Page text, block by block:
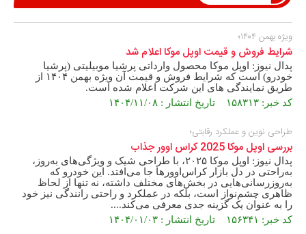
ویژه بهمن ۱۴۰۴؛
شرایط فروش و قیمت اوپل موکا اعلام شد
پدال نیوز: اوپل موکا محصول وارداتی پرشیا موبیلیتی (پرشیا
خودرو) است که شرایط فروش و قیمت آن ویژه بهمن ۱۴۰۴ از
طریق نمایندگی های این شرکت اعلام شده است.
کد خبر: ۱۵۸۳۱۳ تاریخ انتشار : ۱۴۰۴/۱۱/۰۸
طراحی نوین و عملکرد رقابتی؛
بررسی اوپل موکا 2025 کراس اوور جذاب
پدال نیوز: اوپل موکا ۲۰۲۵، با طراحی شیک و ویژگی‌های به‌روز،
به‌راحتی در دل بازار کراس‌اوورها جا می‌افتد. این خودرو که
به‌روزرسانی‌هایی در بخش‌های مختلف داشته، نه تنها از لحاظ
ظاهری چشم‌نواز است، بلکه در عملکرد و راحتی رانندگی نیز خود
را به عنوان یک گزینه جدی معرفی می‌کند....
کد خبر: ۱۵۶۳۴۱ تاریخ انتشار : ۱۴۰۴/۰۱/۰۳